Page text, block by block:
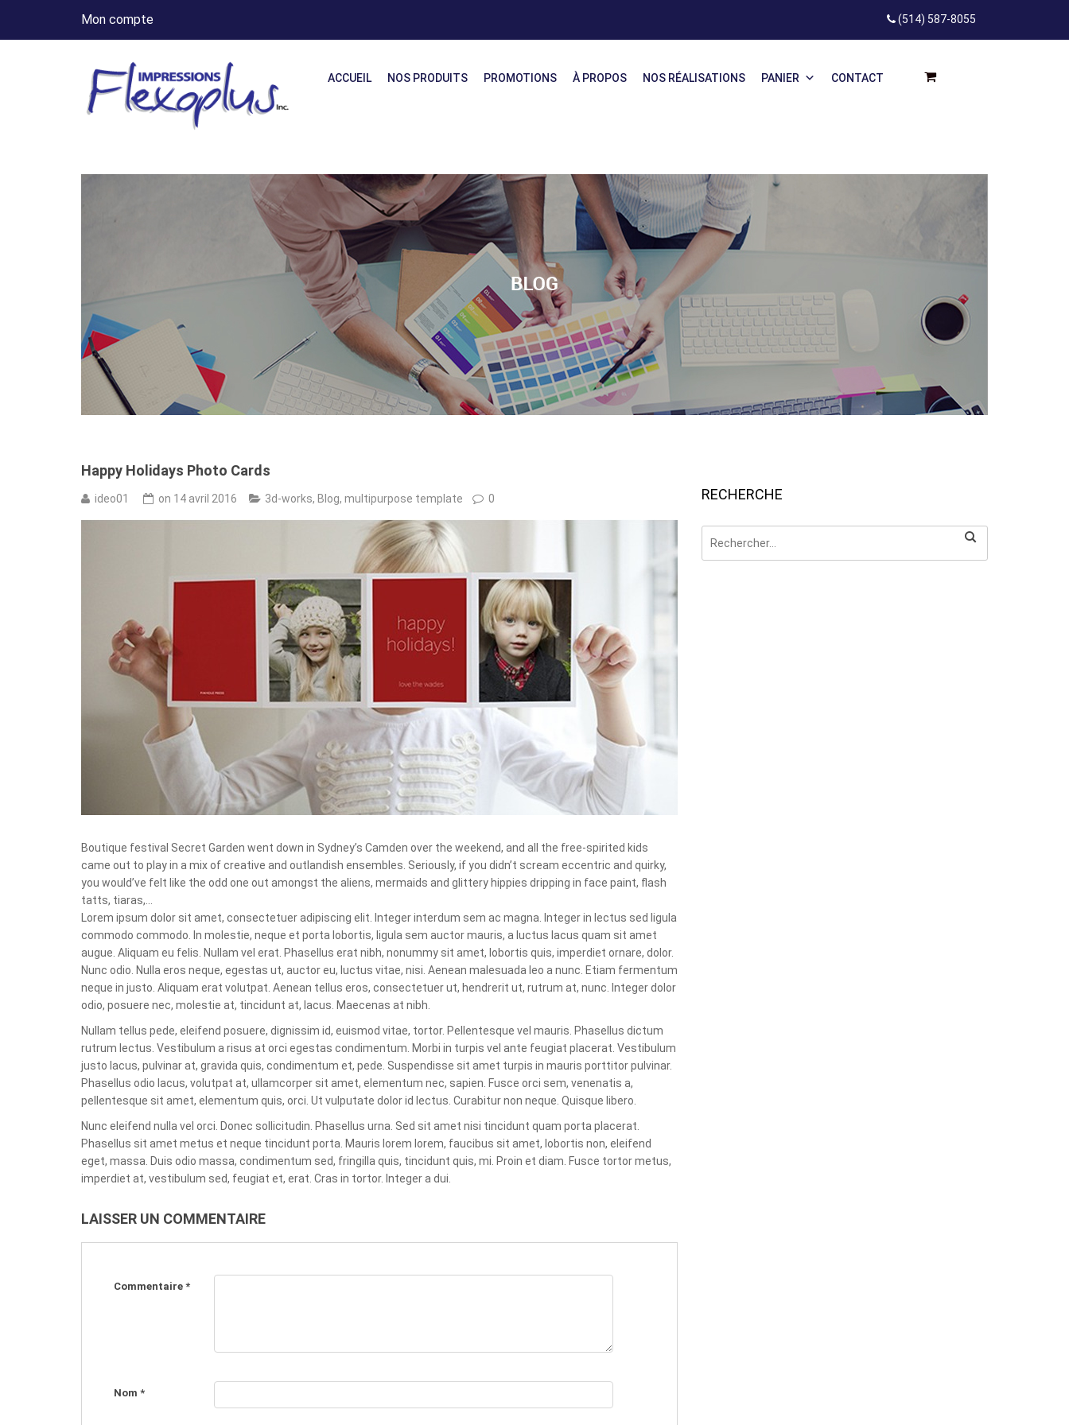
Mon compte (514) 587-8055
ACCUEIL NOS PRODUITS PROMOTIONS À PROPOS NOS RÉALISATIONS PANIER CONTACT
Happy Holidays Photo Cards
ideo01 on 14 avril 2016 3d-works, Blog, multipurpose template 0
Boutique festival Secret Garden went down in Sydney’s Camden over the weekend, and all the free-spirited kids
came out to play in a mix of creative and outlandish ensembles. Seriously, if you didn’t scream eccentric and quirky,
you would’ve felt like the odd one out amongst the aliens, mermaids and glittery hippies dripping in face paint, flash
tatts, tiaras,…
Lorem ipsum dolor sit amet, consectetuer adipiscing elit. Integer interdum sem ac magna. Integer in lectus sed ligula
commodo commodo. In molestie, neque et porta lobortis, ligula sem auctor mauris, a luctus lacus quam sit amet
augue. Aliquam eu felis. Nullam vel erat. Phasellus erat nibh, nonummy sit amet, lobortis quis, imperdiet ornare, dolor.
Nunc odio. Nulla eros neque, egestas ut, auctor eu, luctus vitae, nisi. Aenean malesuada leo a nunc. Etiam fermentum
neque in justo. Aliquam erat volutpat. Aenean tellus eros, consectetuer ut, hendrerit ut, rutrum at, nunc. Integer dolor
odio, posuere nec, molestie at, tincidunt at, lacus. Maecenas at nibh.
Nullam tellus pede, eleifend posuere, dignissim id, euismod vitae, tortor. Pellentesque vel mauris. Phasellus dictum
rutrum lectus. Vestibulum a risus at orci egestas condimentum. Morbi in turpis vel ante feugiat placerat. Vestibulum
justo lacus, pulvinar at, gravida quis, condimentum et, pede. Suspendisse sit amet turpis in mauris porttitor pulvinar.
Phasellus odio lacus, volutpat at, ullamcorper sit amet, elementum nec, sapien. Fusce orci sem, venenatis a,
pellentesque sit amet, elementum quis, orci. Ut vulputate dolor id lectus. Curabitur non neque. Quisque libero.
Nunc eleifend nulla vel orci. Donec sollicitudin. Phasellus urna. Sed sit amet nisi tincidunt quam porta placerat.
Phasellus sit amet metus et neque tincidunt porta. Mauris lorem lorem, faucibus sit amet, lobortis non, eleifend
eget, massa. Duis odio massa, condimentum sed, fringilla quis, tincidunt quis, mi. Proin et diam. Fusce tortor metus,
imperdiet at, vestibulum sed, feugiat et, erat. Cras in tortor. Integer a dui.
LAISSER UN COMMENTAIRE
Commentaire *
Nom *
RECHERCHE